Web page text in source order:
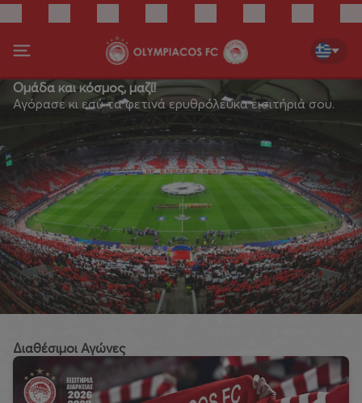
Ομάδα και κόσμος, μαζί!
Αγόρασε κι εσύ τα φετινά ερυθρόλευκα εισιτήριά σου.
Διαθέσιμοι Αγώνες